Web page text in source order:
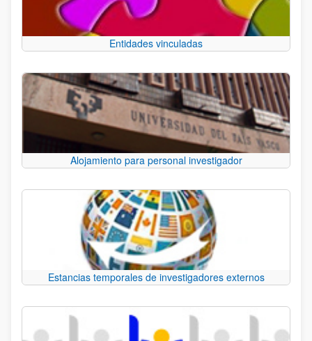
Entidades vinculadas
Alojamiento para personal investigador
Estancias temporales de investigadores externos